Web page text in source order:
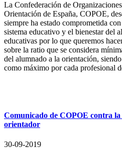
La Confederación de
Orientación de España, COPOE,
siempre ha estado comprometida
sistema educativo y el bienestar del
educativas por lo que queremos
sobre la ratio que se considera
del alumnado a la orientación,
como máximo por cada profesional
Comunicado de COPOE contra la
orientador
30-09-2019